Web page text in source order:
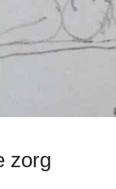
zorg